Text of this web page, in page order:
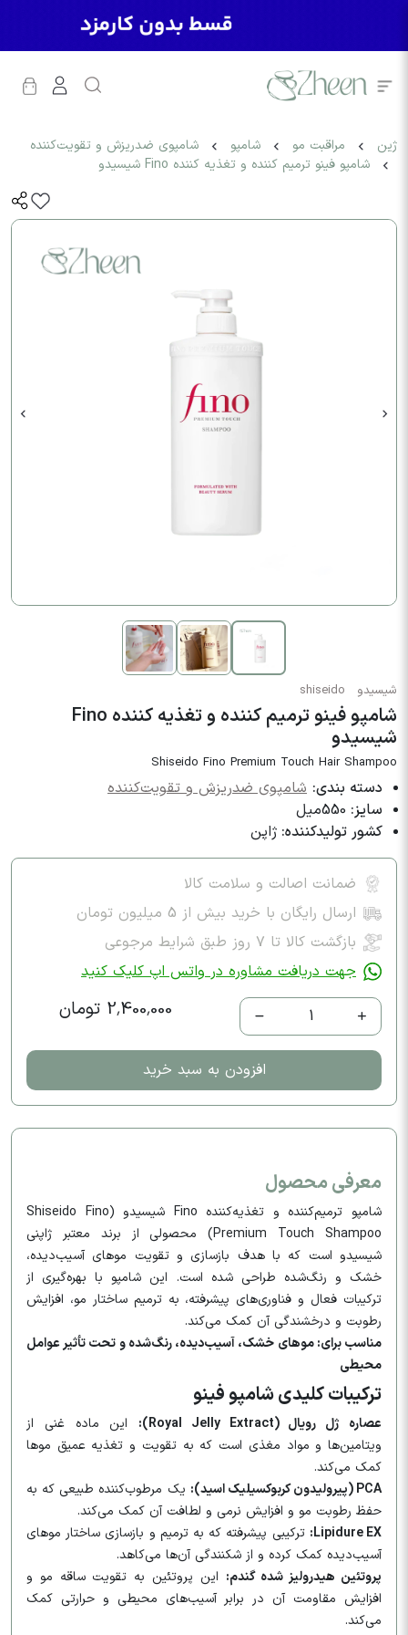
ژین مراقبت مو شامپو
شامپوی ضدریزش و تقویت‌کننده
شامپو فینو ترمیم کننده و تغذیه کننده Fino شیسیدو
شیسیدو shiseido
شامپو فینو ترمیم کننده و تغذیه کننده Fino
شیسیدو
Shiseido Fino Premium Touch Hair Shampoo
دسته بندی: شامپوی ضدریزش و تقویت‌کننده
سایز: 550میل
کشور تولیدکننده: ژاپن
ضمانت اصالت و سلامت کالا
ارسال رایگان با خرید بیش از 5 میلیون تومان
بازگشت کالا تا ۷ روز طبق شرایط مرجوعی
جهت دریافت مشاوره در واتس اپ کلیک کنید
1 2,400,000 تومان
افزودن به سبد خرید
معرفی محصول
شامپو ترمیم‌کننده و تغذیه‌کننده Fino شیسیدو (Shiseido Fino
Premium Touch Shampoo) محصولی از برند معتبر ژاپنی
شیسیدو است که با هدف بازسازی و تقویت موهای آسیب‌دیده،
خشک و رنگ‌شده طراحی شده است. این شامپو با بهره‌گیری از
ترکیبات فعال و فناوری‌های پیشرفته، به ترمیم ساختار مو، افزایش
رطوبت و درخشندگی آن کمک می‌کند.​
مناسب برای: موهای خشک، آسیب‌دیده، رنگ‌شده و تحت تأثیر عوامل
محیطی​
ترکیبات کلیدی شامپو فینو
عصاره ژل رویال (Royal Jelly Extract):
این ماده غنی از
ویتامین‌ها و مواد مغذی است که به تقویت و تغذیه عمیق موها
کمک می‌کند.​
PCA (پیرولیدون کربوکسیلیک اسید):
یک مرطوب‌کننده طبیعی که به
حفظ رطوبت مو و افزایش نرمی و لطافت آن کمک می‌کند.​
Lipidure EX: ترکیبی پیشرفته که به ترمیم و بازسازی ساختار موهای
آسیب‌دیده کمک کرده و از شکنندگی آن‌ها می‌کاهد.​
پروتئین هیدرولیز شده گندم: این پروتئین به تقویت ساقه مو و
افزایش مقاومت آن در برابر آسیب‌های محیطی و حرارتی کمک
می‌کند.​